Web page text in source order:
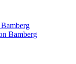
Bamberg